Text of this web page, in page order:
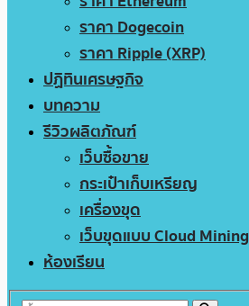
ราคา Dogecoin
ราคา Ripple (XRP)
ปฏิทินเศรษฐกิจ
บทความ
รีวิวผลิตภัณฑ์
เว็บซื้อขาย
กระเป๋าเก็บเหรียญ
เครื่องขุด
เว็บขุดแบบ Cloud Mining
ห้องเรียน